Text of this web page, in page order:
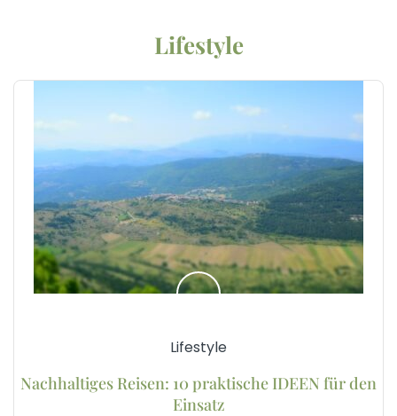
Lifestyle
Lifestyle
Nachhaltiges Reisen: 10 praktische IDEEN für den
Einsatz